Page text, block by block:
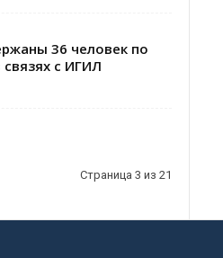
36 человек по
с ИГИЛ
Страница 3 из 21